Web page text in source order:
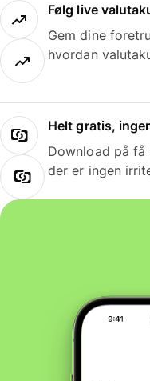
Følg live
Gem dine
hvordan
Helt gratis,
Download på få
der er ingen